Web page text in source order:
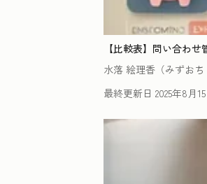
【比較表】問い合わ
水落 絵理香（みずおち
最終更新日 2025年8月